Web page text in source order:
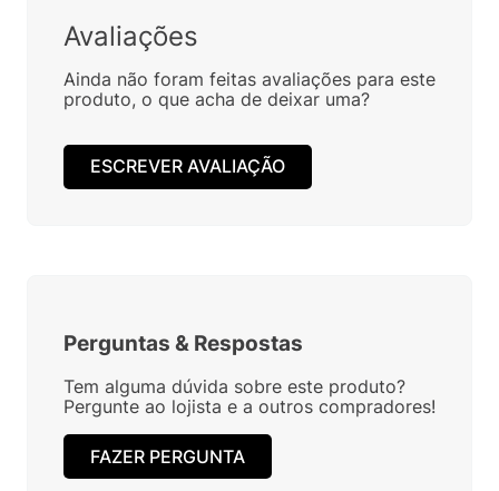
Avaliações
Ainda não foram feitas avaliações para este
produto, o que acha de deixar uma?
ESCREVER AVALIAÇÃO
Perguntas & Respostas
Tem alguma dúvida sobre este produto?
Pergunte ao lojista e a outros compradores!
FAZER PERGUNTA